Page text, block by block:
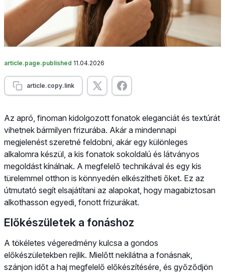
article.page.published 11.04.2026
article.copy.link
Az apró, finoman kidolgozott fonatok eleganciát és textúrát
vihetnek bármilyen frizurába. Akár a mindennapi
megjelenést szeretné feldobni, akár egy különleges
alkalomra készül, a kis fonatok sokoldalú és látványos
megoldást kínálnak. A megfelelő technikával és egy kis
türelemmel otthon is könnyedén elkészítheti őket. Ez az
útmutató segít elsajátítani az alapokat, hogy magabiztosan
alkothasson egyedi, fonott frizurákat.
Előkészületek a fonáshoz
A tökéletes végeredmény kulcsa a gondos
előkészületekben rejlik. Mielőtt nekilátna a fonásnak,
szánjon időt a haj megfelelő előkészítésére, és győződjön